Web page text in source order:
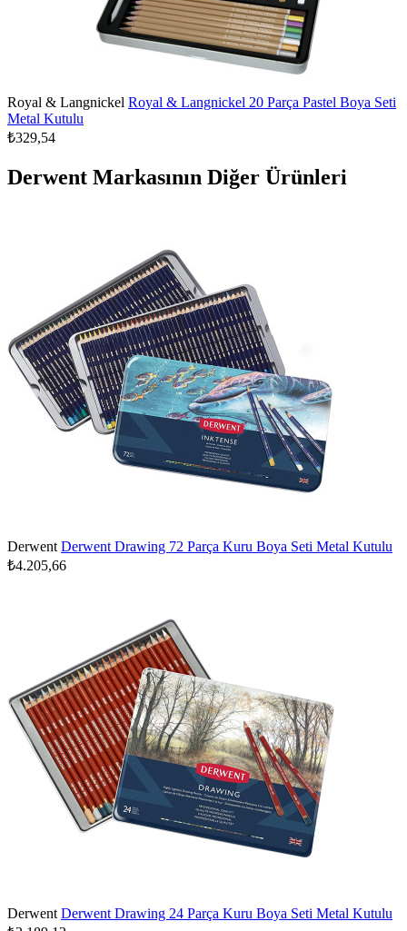
Royal & Langnickel Royal & Langnickel 20 Parça Pastel Boya Seti
Metal Kutulu
₺329,54
Derwent Markasının Diğer Ürünleri
Derwent Derwent Drawing 72 Parça Kuru Boya Seti Metal Kutulu
₺4.205,66
Derwent Derwent Drawing 24 Parça Kuru Boya Seti Metal Kutulu